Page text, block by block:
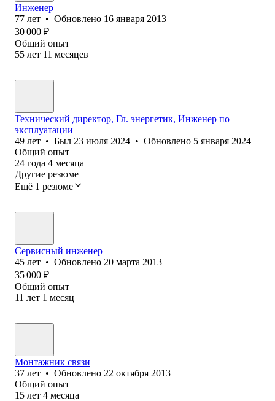
Инженер
77 лет • Обновлено 16 января 2013
30 000 ₽
Общий опыт
55 лет 11 месяцев
Технический директор, Гл. энергетик, Инженер по
эксплуатации
49 лет • Был 23 июля 2024 • Обновлено 5 января 2024
Общий опыт
24 года 4 месяца
Другие резюме
Ещё 1 резюме
Сервисный инженер
45 лет • Обновлено 20 марта 2013
35 000 ₽
Общий опыт
11 лет 1 месяц
Монтажник связи
37 лет • Обновлено 22 октября 2013
Общий опыт
15 лет 4 месяца